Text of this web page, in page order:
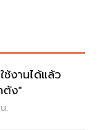
ช้งานได้แล้ว
ตัง"
.